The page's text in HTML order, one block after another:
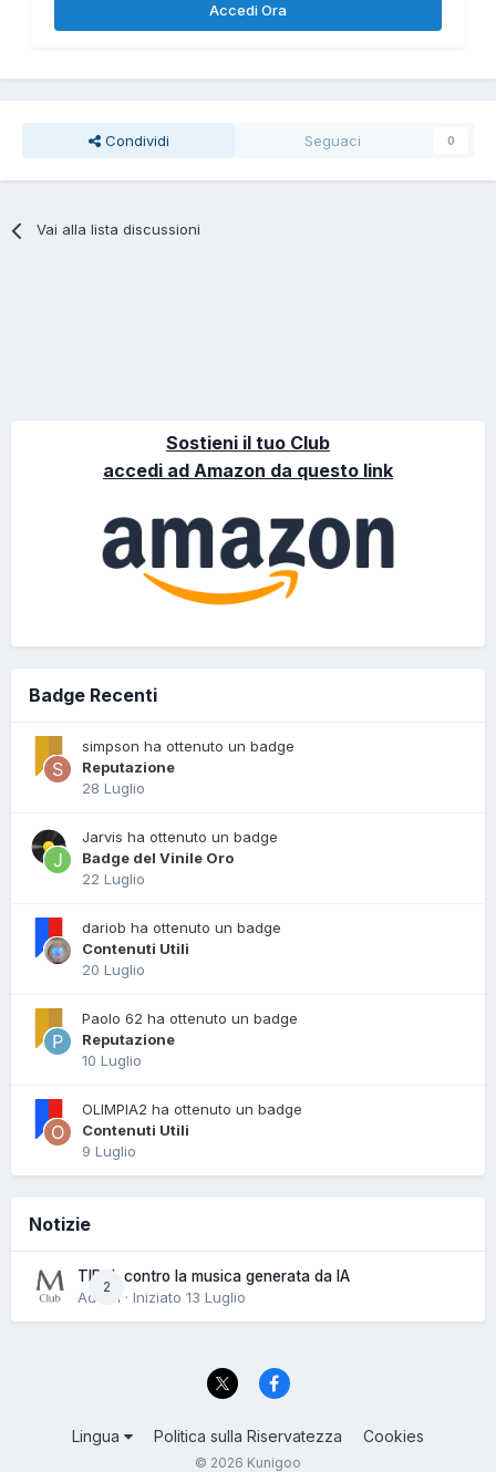
Accedi Ora
Condividi Seguaci 0
Vai alla lista discussioni
Sostieni il tuo Club
accedi ad Amazon da questo link
Badge Recenti
simpson ha ottenuto un badge
Reputazione
28 Luglio
Jarvis ha ottenuto un badge
Badge del Vinile Oro
22 Luglio
dariob ha ottenuto un badge
Contenuti Utili
20 Luglio
Paolo 62 ha ottenuto un badge
Reputazione
10 Luglio
OLIMPIA2 ha ottenuto un badge
Contenuti Utili
9 Luglio
Notizie
2
TIDAL contro la musica generata da IA
Admin · Iniziato 13 Luglio
Lingua Politica sulla Riservatezza Cookies
© 2026 Kunigoo